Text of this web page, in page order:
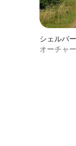
シェルバ
オーチャード・